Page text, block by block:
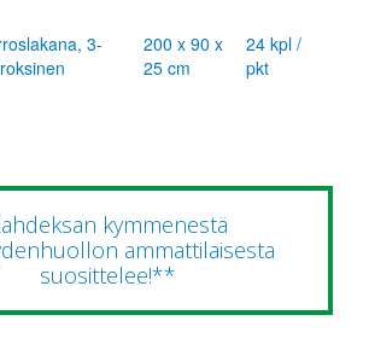
3-
200 x 90 x
25 cm
24 kpl /
pkt
kymmenestä
ammattilaisesta
suosittelee!**